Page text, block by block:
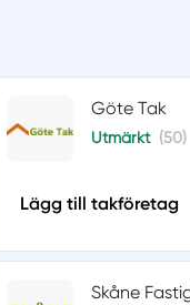
Göte Tak
Utmärkt (50)
Lägg till takföretag
Skåne